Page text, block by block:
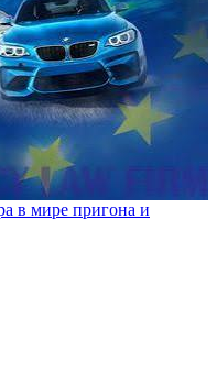
в мире пригона и